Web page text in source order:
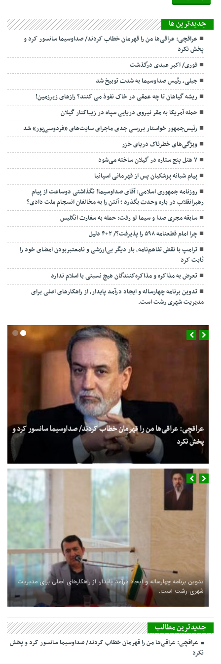
جديدترين ها
عراقچی: عراقی‌ها من را قهرمان خطاب کردند/ صداوسیما سانسور کرد و
پخش نکرد
فوری/ اکبر عبدی درگذشت
جبلی، رئیس صداوسیما به شدت توبیخ شد
ریشه گیاهان تا چه عمقی در خاک نفوذ می کنند؟ رازهای زیرزمین!
حمله آمریکا به مقر نیروی دریایی سپاه در زیباکنار گیلان
رئیس‌جمهور خواستار بررسی جدی ماجرای سایت‌های «فردوسی‌پور» شد
ویژگی‌های خطرناک دریای خزر
۷ هتل پنج ستاره در گیلان ساخته می‌شود
پیام شبانه پزشکیان پس از قهرمانی اسپانیا
روزنامه جمهوری اسلامی: آقای صداوسیما! نگذاشتی دوساعت از پیام
رهبرانقلاب در باره وحدت بگذرد ؛ آنتن را به مخالفان انسجام ملت دادی؟
سابقه مجری صدا و سیما لو رفت: حمله به سفارت انگلیس
چرا امام قطعنامه ۵۹۸ را پذیرفت؟/ ۲+۴ دلیل
ترامپ با نقض تفاهم‌نامه، بار دیگر بی‌ارزشی و نامعتبربودن امضای خود را
ثابت کرد
تعرض به مذاکره و مذاکره‌کنندگان هیچ نسبتی با اسلام ندارد
تدوین برنامه چهارساله و ایجاد درآمد پایدار، از راهکارهای اصلی برای
مدیریت شهری رشت است.
عراقچی: عراقی‌ها من را قهرمان خطاب کردند/ صداوسیما سانسور کرد و
پخش نکرد
تدوین برنامه چهارساله و ایجاد درآمد پایدار، از راهکارهای اصلی برای مدیریت
شهری رشت است.
جدیدترین مطالب
عراقچی: عراقی‌ها من را قهرمان خطاب کردند/ صداوسیما سانسور کرد و پخش
نکرد